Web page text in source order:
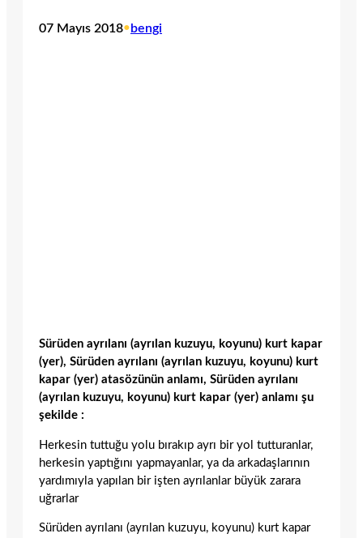
07 Mayıs 2018• bengi
Sürüden ayrılanı (ayrılan kuzuyu, koyunu) kurt kapar
(yer), Sürüden ayrılanı (ayrılan kuzuyu, koyunu) kurt
kapar (yer) atasözünün anlamı, Sürüden ayrılanı
(ayrılan kuzuyu, koyunu) kurt kapar (yer) anlamı şu
şekilde :
Herkesin tuttuğu yolu bırakıp ayrı bir yol tutturanlar,
herkesin yaptığını yapmayanlar, ya da arkadaşlarının
yardımıyla yapılan bir işten ayrılanlar büyük zarara
uğrarlar
Sürüden ayrılanı (ayrılan kuzuyu, koyunu) kurt kapar